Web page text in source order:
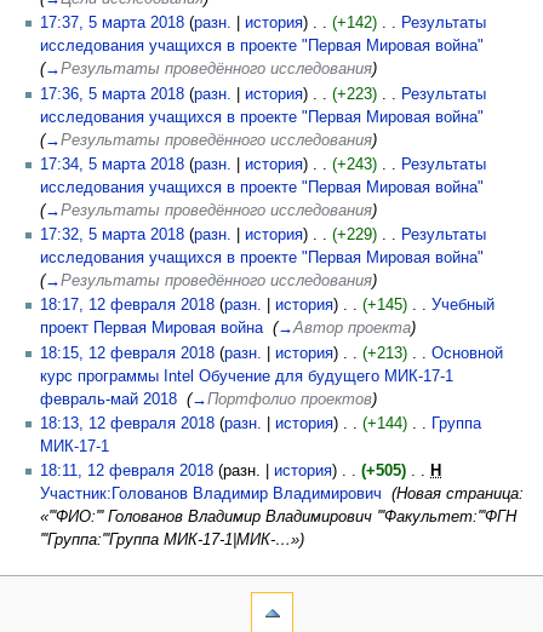
17:37, 5 марта 2018 (разн. история) (+142)
Результаты
исследования учащихся в проекте "Первая Мировая война"
(→Результаты проведённого исследования)
17:36, 5 марта 2018 (разн. история) (+223)
Результаты
исследования учащихся в проекте "Первая Мировая война"
(→Результаты проведённого исследования)
17:34, 5 марта 2018 (разн. история) (+243)
Результаты
исследования учащихся в проекте "Первая Мировая война"
(→Результаты проведённого исследования)
17:32, 5 марта 2018 (разн. история) (+229)
Результаты
исследования учащихся в проекте "Первая Мировая война"
(→Результаты проведённого исследования)
18:17, 12 февраля 2018 (разн. история) (+145)
Учебный
проект Первая Мировая война‎ (→Автор проекта)
18:15, 12 февраля 2018 (разн. история) (+213)
Основной
курс программы Intel Обучение для будущего МИК-17-1
февраль-май 2018 (→Портфолио проектов)
18:13, 12 февраля 2018 (разн. история) (+144)
Группа
МИК-17-1
18:11, 12 февраля 2018 (разн. | история) (+505)
Н
Участник:Голованов Владимир Владимирович
(Новая страница:
«'''ФИО:''' Голованов Владимир Владимирович '''Факультет:'''ФГН
'''Группа:'''Группа МИК-17-1|МИК-…»)